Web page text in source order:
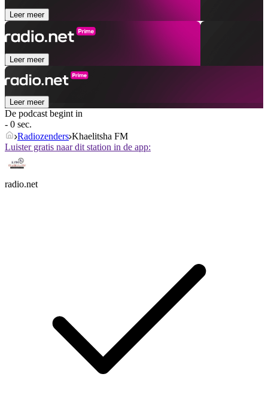
Leer meer
Leer meer
Leer meer
De podcast begint in
- 0 sec.
Radiozenders Khaelitsha FM
Luister gratis naar dit station in de app:
radio.net